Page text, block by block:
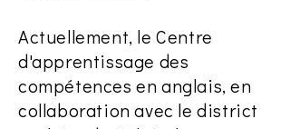
Actuellement, le Centre
d'apprentissage des
compétences en anglais, en
collaboration avec le district